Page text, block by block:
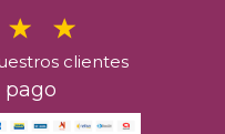
clientes
pago